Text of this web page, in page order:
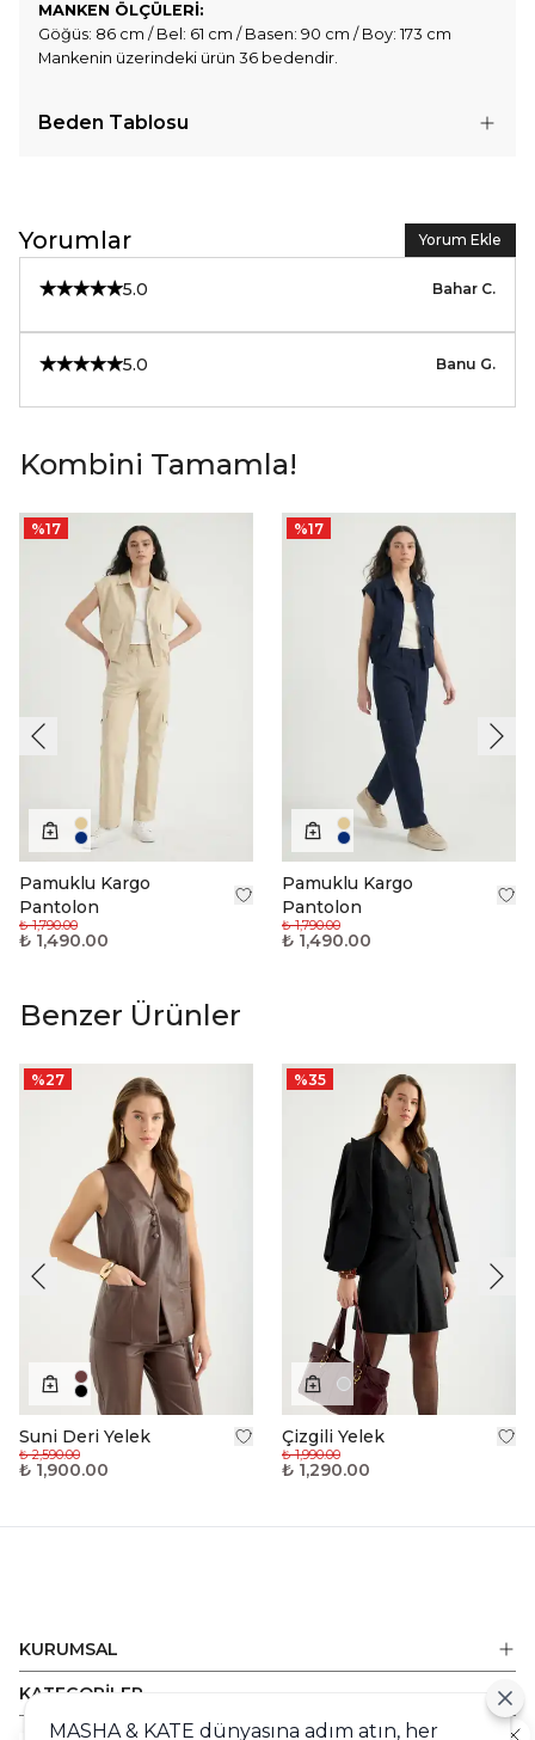
MANKEN ÖLÇÜLERİ:
Göğüs: 86 cm / Bel: 61 cm / Basen: 90 cm / Boy: 173 cm
Mankenin üzerindeki ürün 36 bedendir.
Beden Tablosu
Yorumlar Yorum Ekle
5.0 Bahar C.
5.0 Banu G.
Kombini Tamamla!
%17
Pamuklu Kargo
Pantolon
₺ 1,790.00
₺ 1,490.00
%17
Pamuklu Kargo
Pantolon
₺ 1,790.00
₺ 1,490.00
Benzer Ürünler
%27
Suni Deri Yelek
₺ 2,590.00
₺ 1,900.00
%35
Çizgili Yelek
₺ 1,990.00
₺ 1,290.00
KURUMSAL
KATEGORİLER
MASHA & KATE dünyasına adım atın, her